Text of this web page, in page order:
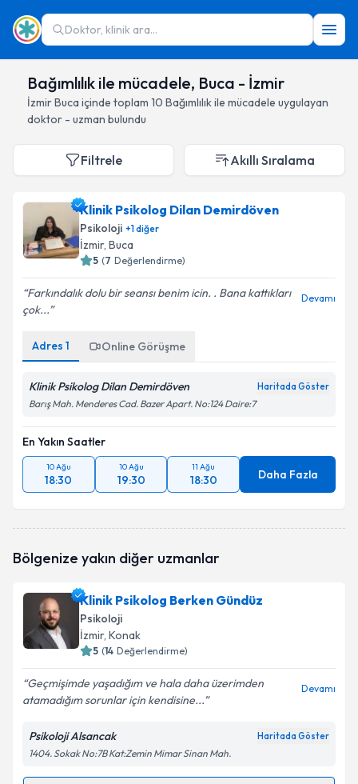
Doktor, klinik ara...
Bağımlılık ile mücadele, Buca - İzmir
İzmirBuca içinde toplam 10 Bağımlılık ile mücadele uygulayan
doktor - uzman bulundu
Filtrele Akıllı Sıralama
Klinik Psikolog Dilan Demirdöven
Psikoloji +1diğer
İzmir, Buca
5 (7 Değerlendirme)
Farkındalık dolu bir seansı benim icin. . Bana kattıkları
çok...
Devamı
Adres 1 Online Görüşme
Klinik Psikolog Dilan Demirdöven Haritada Göster
Barış Mah. Menderes Cad. Bazer Apart. No:124 Daire:7
En Yakın Saatler
10 Ağu
18:30
10 Ağu
19:30
11 Ağu
18:30 Daha Fazla
Bölgenize yakın diğer uzmanlar
Klinik Psikolog Berken Gündüz
Psikoloji
İzmir, Konak
5 (14 Değerlendirme)
Geçmişimde yaşadığım ve hala daha üzerimden
atamadığım sorunlar için kendisine...
Devamı
Psikoloji Alsancak Haritada Göster
1404. Sokak No:7B Kat:Zemin Mimar Sinan Mah.